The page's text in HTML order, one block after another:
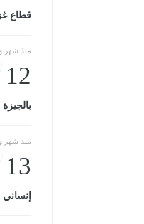
قطاع
منذ شهر
12
بالجيزة
منذ شهر
13